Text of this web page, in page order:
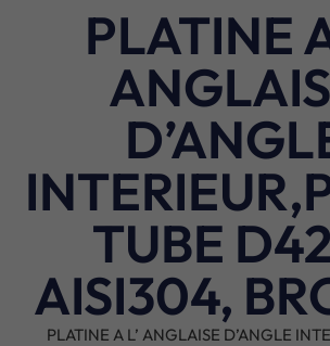
PLATINE
TUBE
AISI304,
PLATINE A L’ ANGLAISE D’ANGLE